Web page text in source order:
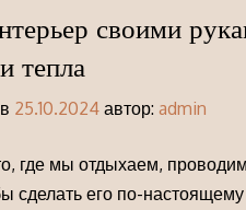
своими
тепла
25.10.2024 автор: admin
где мы отдыхаем,
сделать его по-